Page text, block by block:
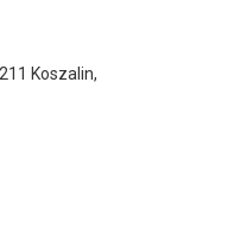
Koszalin,